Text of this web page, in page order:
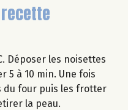
recette
Déposer les noisettes
5 à 10 min. Une fois
du four puis les frotter
la peau.